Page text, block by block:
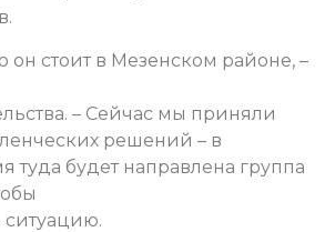
он стоит в Мезенском районе, –
– Сейчас мы приняли
решений – в
туда будет направлена группа
ситуацию.